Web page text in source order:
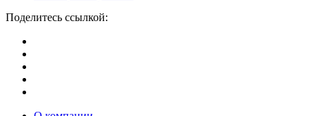
Поделитесь ссылкой: